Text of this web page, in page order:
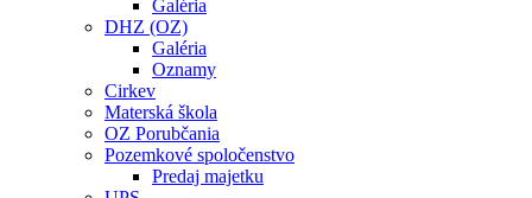
Galéria
DHZ (OZ)
Galéria
Oznamy
Cirkev
Materská škola
OZ Porubčania
Pozemkové spoločenstvo
Predaj majetku